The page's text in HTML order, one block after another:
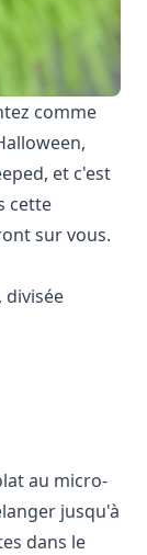
comme
et c'est
cette
sur vous.
divisée
au micro-
jusqu'à
dans le